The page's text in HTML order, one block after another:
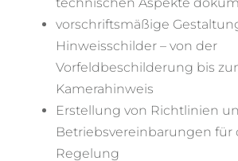
technischen Aspekte
vorschriftsmäßige
Hinweisschilder – von der
Vorfeldbeschilderung bis
Kamerahinweis
Erstellung von Richtlinien
Betriebsvereinbarungen für
Regelung